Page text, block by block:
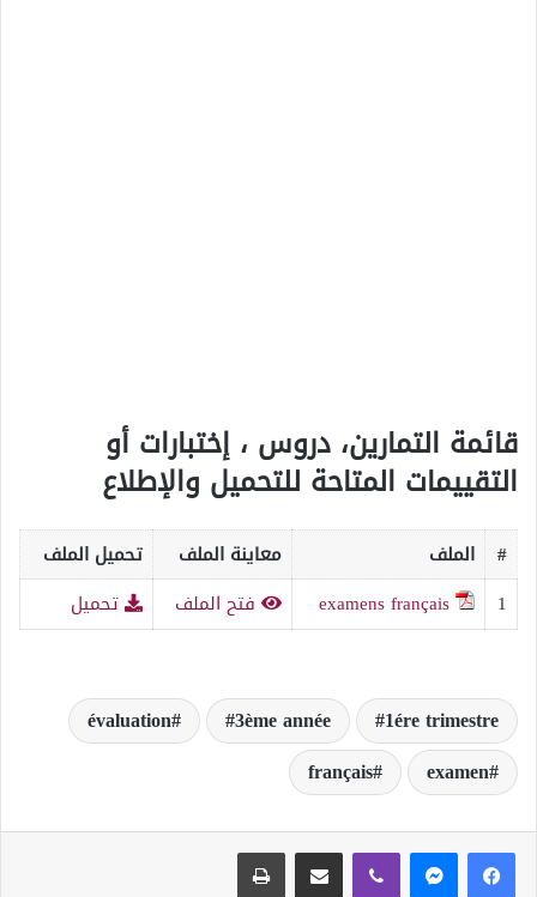
قائمة التمارين، دروس ، إختبارات أو
التقييمات المتاحة للتحميل والإطلاع
# الملف معاينة الملف
تحميل الملف
1
examens français فتح الملف تحميل
1ére trimestre
3ème année
évaluation
examen
français